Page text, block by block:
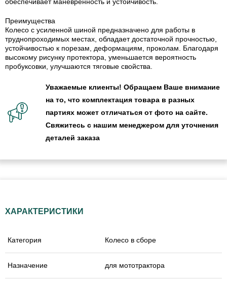
Преимущества
Колесо с усиленной шиной предназначено для работы в
труднопроходимых местах, обладает достаточной прочностью,
устойчивостью к порезам, деформациям, проколам. Благодаря
высокому рисунку протектора, уменьшается вероятность
пробуксовки, улучшаются тяговые свойства.
Уважаемые клиенты! Обращаем Ваше внимание
на то, что комплектация товара в разных
партиях может отличаться от фото на сайте.
Свяжитесь с нашим менеджером для уточнения
деталей заказа
ХАРАКТЕРИСТИКИ
Категория Колесо в сборе
Назначение для мототрактора